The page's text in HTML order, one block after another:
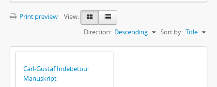
Print preview
View:
Sort by: Title
Direction: Descending
Carl-Gustaf Indebetou:
Manuskript